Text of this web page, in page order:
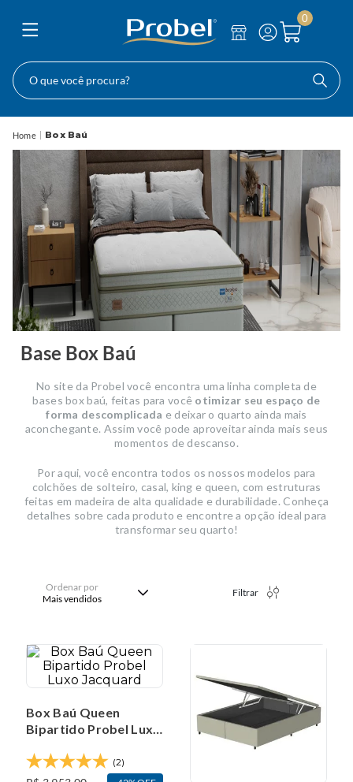
0
O que você procura?
Box Baú
Base Box Baú
No site da Probel você encontra uma linha completa de
bases box baú, feitas para você otimizar seu espaço de
forma descomplicada e deixar o quarto ainda mais
aconchegante. Assim você pode aproveitar ainda mais seus
momentos de descanso.
Por aqui, você encontra todos os nossos modelos para
colchões de solteiro, casal, king e queen, com estruturas
feitas em madeira de alta qualidade e durabilidade. Conheça
detalhes sobre cada produto e encontre a opção ideal para
transformar seu quarto!
Ordenar por
Mais vendidos
Filtrar
Box Baú Queen
Bipartido Probel Luxo
(2)